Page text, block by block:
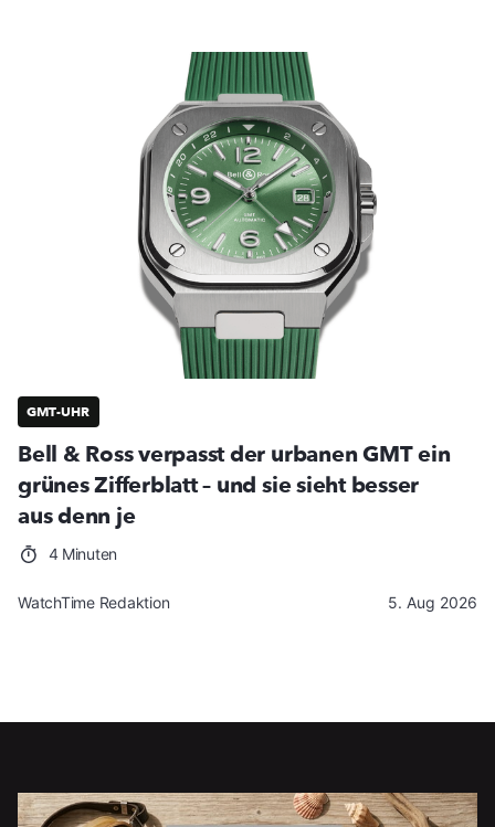
GMT-UHR
Bell & Ross verpasst der urbanen GMT ein
grünes Zifferblatt – und sie sieht besser
aus denn je
4 Minuten
WatchTime Redaktion 5. Aug 2026